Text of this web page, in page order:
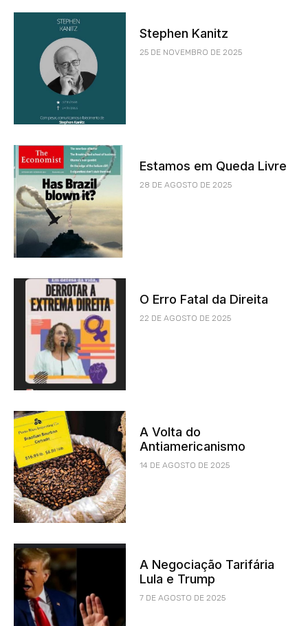
Stephen Kanitz
25 DE NOVEMBRO DE 2025
Estamos em Queda Livre
28 DE AGOSTO DE 2025
O Erro Fatal da Direita
22 DE AGOSTO DE 2025
A Volta do
Antiamericanismo
14 DE AGOSTO DE 2025
A Negociação Tarifária
Lula e Trump
7 DE AGOSTO DE 2025